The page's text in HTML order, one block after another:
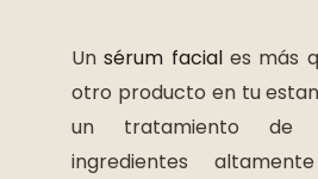
Unsérum faciales más
otro producto en tu
un tratamiento de
ingredientes